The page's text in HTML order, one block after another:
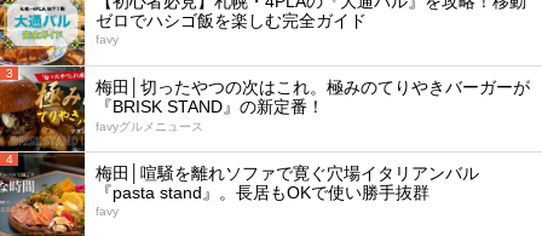
ゼロでハシゴ飯を楽しむ完全ガイド
favy
3
梅田│切ったやつの次はこれ。極みのてりやきバーガーが
『BRISK STAND』の新定番！
favyグルメニュース
4
梅田│喧騒を離れソファで寛ぐ穴場イタリアンバル
『pasta stand』。長居もOKで使い勝手抜群
favy